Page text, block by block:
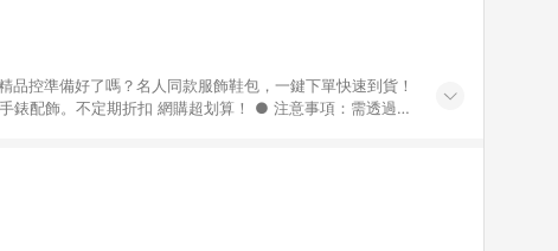
控準備好了嗎？名人同款服飾鞋包，一鍵下單快速到貨！
期折扣 網購超划算！ ● 注意事項：需透過